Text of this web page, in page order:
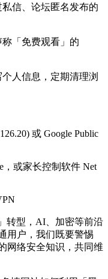
私信、论坛匿名发布的
称「免费观看」的
人信息，定期清理浏
或 Google Public
，或家长控制软件 Net
转型，AI、加密等前沿
用户，我们既要警惕
网络安全知识，共同维